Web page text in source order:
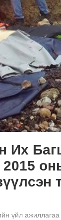
Их
2015
үйл ажиллагаа